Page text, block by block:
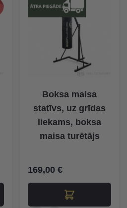
Boksa maisa
statīvs, uz grīdas
liekams, boksa
maisa turētājs
169,00 €